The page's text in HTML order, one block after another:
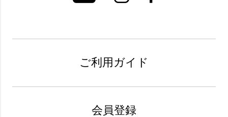
ご利用ガイド
会員登録